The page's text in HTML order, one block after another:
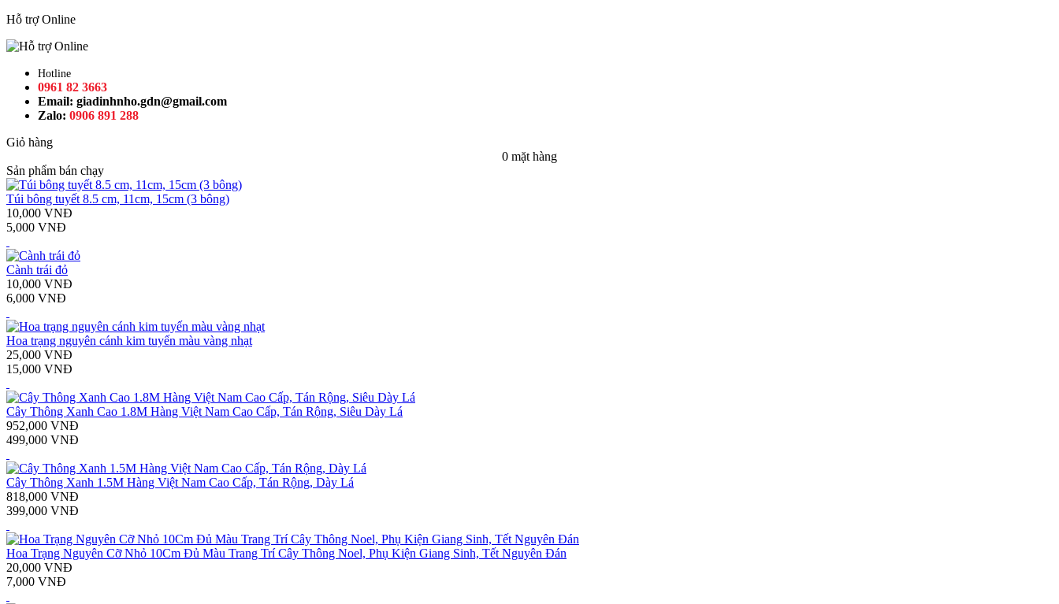
Hỗ trợ Online
Hotline
0961 82 3663
Email: giadinhnho.gdn@gmail.com
Zalo: 0906 891 288
Giỏ hàng
0 mặt hàng
Sản phẩm bán chạy
Túi bông tuyết 8.5 cm, 11cm, 15cm (3 bông)
10,000 VNĐ
5,000 VNĐ
Cành trái đỏ
10,000 VNĐ
6,000 VNĐ
Hoa trạng nguyên cánh kim tuyến màu vàng nhạt
25,000 VNĐ
15,000 VNĐ
Cây Thông Xanh Cao 1.8M Hàng Việt Nam Cao Cấp, Tán Rộng, Siêu Dày Lá
952,000 VNĐ
499,000 VNĐ
Cây Thông Xanh 1.5M Hàng Việt Nam Cao Cấp, Tán Rộng, Dày Lá
818,000 VNĐ
399,000 VNĐ
Hoa Trạng Nguyên Cỡ Nhỏ 10Cm Đủ Màu Trang Trí Cây Thông Noel, Phụ Kiện Giang Sinh, Tết Nguyên Đán
20,000 VNĐ
7,000 VNĐ